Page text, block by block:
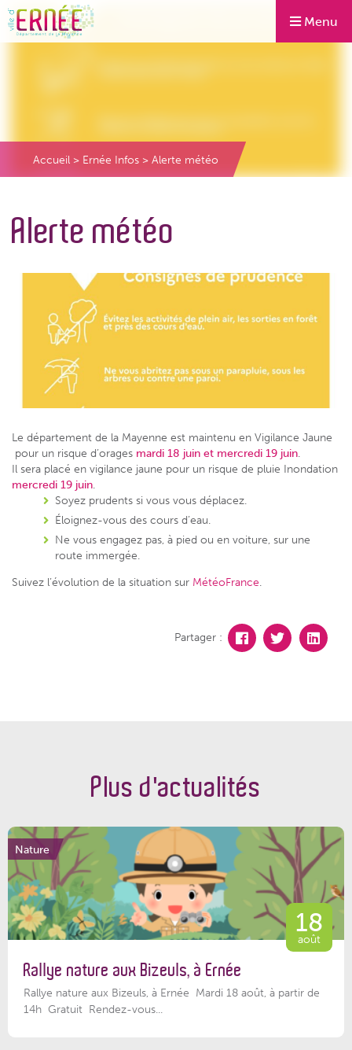
Menu
Accueil > Ernée Infos > Alerte météo
Alerte météo
Le département de la Mayenne est maintenu en Vigilance Jaune
pour un risque d’orages mardi 18 juin et mercredi 19 juin.
Il sera placé en vigilance jaune pour un risque de pluie Inondation
mercredi 19 juin.
Soyez prudents si vous vous déplacez.
Éloignez-vous des cours d’eau.
Ne vous engagez pas, à pied ou en voiture, sur une
route immergée.
Suivez l’évolution de la situation sur MétéoFrance.
Partager :
Plus d'actualités
Nature
18
août
Rallye nature aux Bizeuls, à Ernée
Rallye nature aux Bizeuls, à Ernée Mardi 18 août, à partir de
14h Gratuit Rendez-vous...